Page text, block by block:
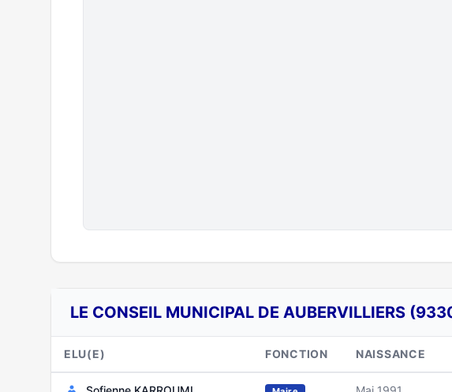
LE CONSEIL MUNICIPAL DE AUBERVILLIERS
ELU(E) FONCTION NAISSANCE